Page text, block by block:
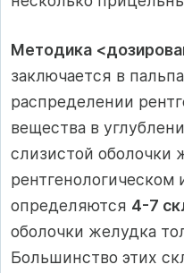
Методика
заключается в
распределении
вещества в
слизистой оболочки
рентгенологическом
определяются 4-7
оболочки желудка
Большинство этих